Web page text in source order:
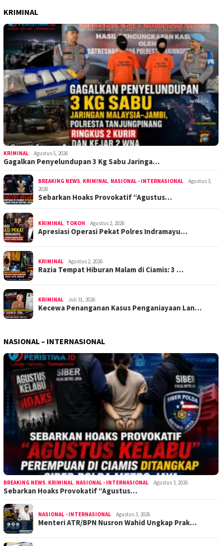
KRIMINAL
KRIMINAL Agustus 5, 2026
Gagalkan Penyelundupan 3 Kg Sabu Jaringa…
BREAKING NEWS, KRIMINAL, NASIONAL - INTERNASIONAL
Agustus 3,
2026
Sebarkan Hoaks Provokatif “Agustus…
KRIMINAL, TOKOH Agustus 2, 2026
Apresiasi Operasi Pekat Polres Indramayu…
KRIMINAL Agustus 2, 2026
Razia Tempat Hiburan Malam di Ciamis: 3 …
KRIMINAL Juli 31, 2026
Kecewa Penanganan Kasus Penganiayaan Lan…
NASIONAL – INTERNASIONAL
BREAKING NEWS KRIMINAL NASIONAL - INTERNASIONAL Agustus 3, 2026
Sebarkan Hoaks Provokatif “Agustus…
NASIONAL - INTERNASIONAL Agustus 3, 2026
Menteri ATR/BPN Nusron Wahid Ungkap Prak…